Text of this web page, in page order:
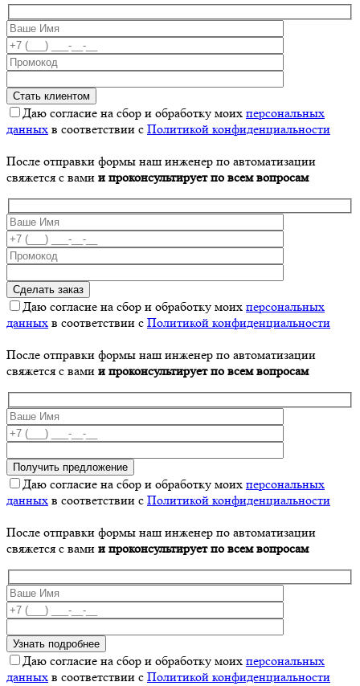
Даю согласие на сбор и обработку моих персональных
данных в соответствии с Политикой конфиденциальности
После отправки формы наш инженер по автоматизации
свяжется с вами и проконсультирует по всем вопросам
Даю согласие на сбор и обработку моих персональных
данных в соответствии с Политикой конфиденциальности
После отправки формы наш инженер по автоматизации
свяжется с вами и проконсультирует по всем вопросам
Даю согласие на сбор и обработку моих персональных
данных в соответствии с Политикой конфиденциальности
После отправки формы наш инженер по автоматизации
свяжется с вами и проконсультирует по всем вопросам
Даю согласие на сбор и обработку моих персональных
данных в соответствии с Политикой конфиденциальности